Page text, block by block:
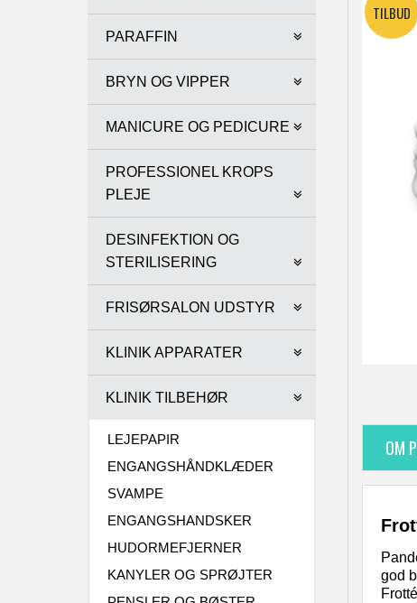
PARAFFIN
BRYN OG VIPPER
MANICURE OG PEDICURE
PROFESSIONEL KROPS
PLEJE
DESINFEKTION OG
STERILISERING
FRISØRSALON UDSTYR
KLINIK APPARATER
KLINIK TILBEHØR
LEJEPAPIR
ENGANGSHÅNDKLÆDER
SVAMPE
ENGANGSHANDSKER
HUDORMEFJERNER
KANYLER OG SPRØJTER
OM
god